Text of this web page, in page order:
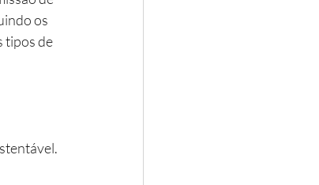
os
tipos de